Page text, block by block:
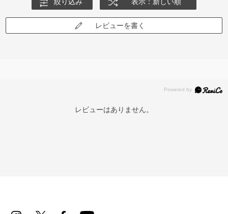
レビューを書く
レビューはありません。